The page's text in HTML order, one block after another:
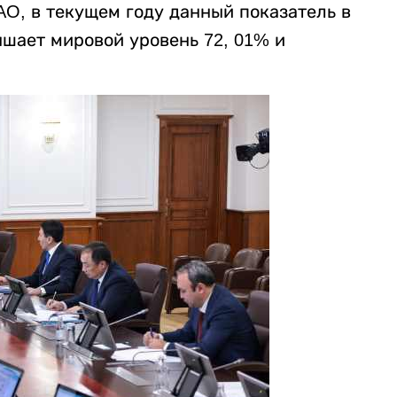
в текущем году данный показатель в
мировой уровень 72, 01% и